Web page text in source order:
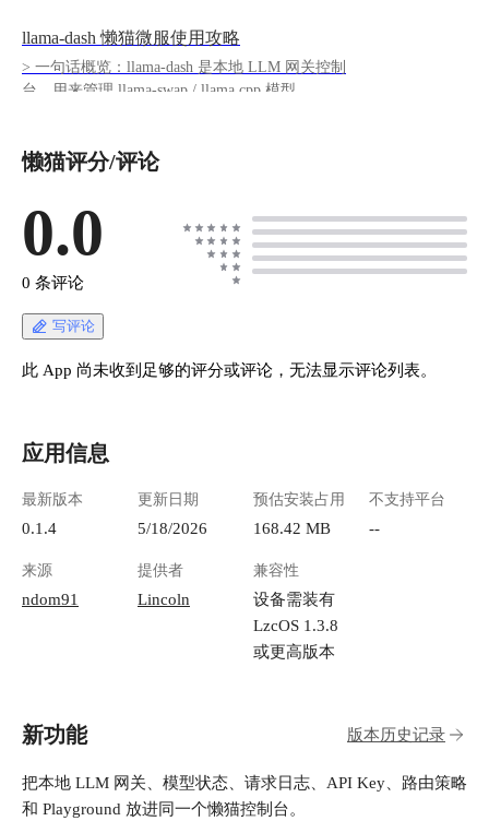
llama-dash 懒猫微服使用攻略
> 一句话概览：llama-dash 是本地 LLM 网关控制
台，用来管理 llama-swap / llama.cpp 模型、
https://appstore.lazycat.cloud/#/shop/detail/fun.selfst
GGUF 模型通过 `llama.cpp` 跑起来，llama-dash
会更像一个运维面板：它不直接替代模型推理，
而是把模型加载状态、请求入口、调用日志、
版已经接入 LazyCat OIDC。安装后打开应用，优
先点击 `Continue with LazyCat`，不用再维护一组
单独的控制台账号。 ![使用 LazyCat 免密登录]
开始前准备 1. 在懒猫微服里安装 `llama-dash`。
3.gguf`、`qwen2.5-7b-instruct-q4_k_m.gguf` 这类
可以由 `llama-server` 启动的模型。 3. 把模型文
径是 `/models`，配置里也应使用这个路径。 4.
如果要给 OpenAI SDK、Continue、Open
WebUI、Claude Code 等客户端使用，先决定是否
需要 API Key。个人内网测试可以先不创建，长
表示 llama-dash 已经连上内置的 `llama-swap` 后
时变化，下面会显示最近请求。 ![Dashboard 概
览](https://lzc-playground-1301583638.cos.ap-
懒猫评分/评论
0.0
0 条评论
写评论
此 App 尚未收到足够的评分或评论，无法显示评论列表。
应用信息
最新版本
0.1.4
更新日期
5/18/2026
预估安装占用
168.42 MB
不支持平台
--
来源
ndom91
提供者
Lincoln
兼容性
设备需装有
LzcOS 1.3.8
或更高版本
新功能 版本历史记录
把本地 LLM 网关、模型状态、请求日志、API Key、路由策略
和 Playground 放进同一个懒猫控制台。